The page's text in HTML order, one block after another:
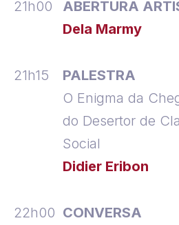
21h00
ABERTURA
Dela Marmy
21h15
PALESTRA
O Enigma da
do Desertor de
Social
Didier Eribon
22h00 CONVERSA